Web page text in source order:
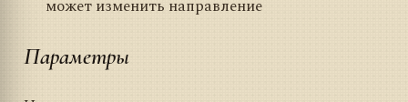
может изменить направление
Параметры